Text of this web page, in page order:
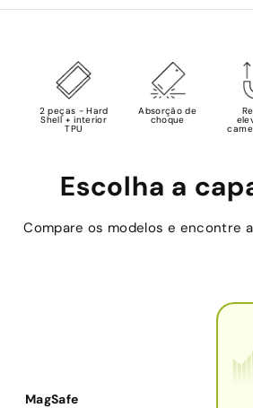
2 peças - Hard
Shell + interior
TPU
Absorção de
choque
Escolha a
Compare os modelos e encontre
MagSafe